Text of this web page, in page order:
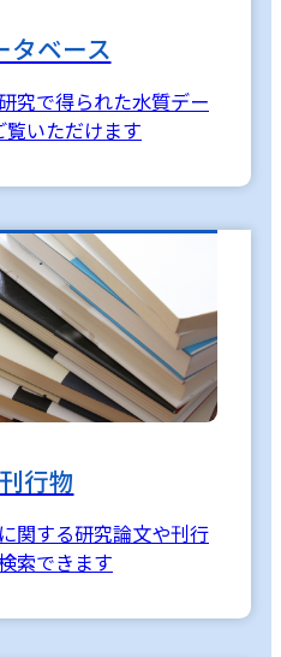
タベース
究で得られた水質デー
覧いただけます
刊行物
関する研究論文や刊行
索できます